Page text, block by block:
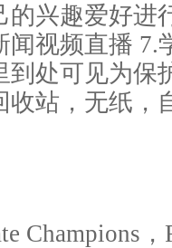
兴趣爱好进
视频直播 7.
到处可见为保
收站，无纸，
Champions